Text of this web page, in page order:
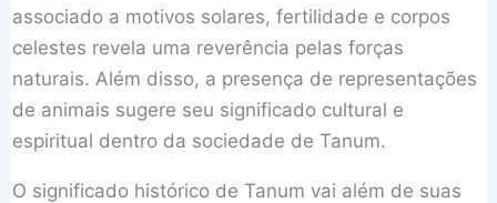
associado a motivos solares, fertilidade e corpos
celestes revela uma reverência pelas forças
naturais. Além disso, a presença de representações
de animais sugere seu significado cultural e
espiritual dentro da sociedade de Tanum.
O significado histórico de Tanum vai além de suas